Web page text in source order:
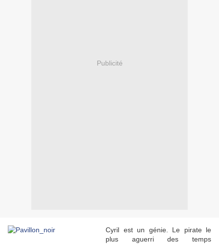
Publicité
Cyril est un génie. Le pirate le
plus aguerri des temps